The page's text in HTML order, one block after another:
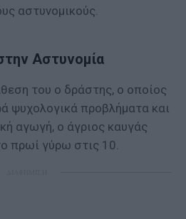
αστυνομικούς.
Αστυνομία
του ο δράστης, ο οποίος
ψυχολογικά προβλήματα και
αγωγή, ο άγριος καυγάς
πρωί γύρω στις 10.